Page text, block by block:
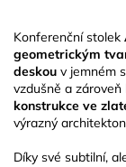
Konferenční stolek
geometrickým
deskou v jemném
vzdušně a
konstrukce ve
výrazný
Díky své subtilní,